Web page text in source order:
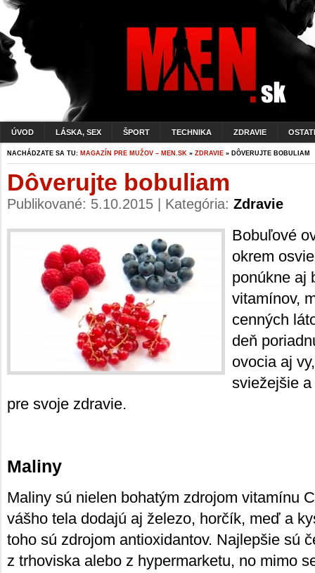
ÚVOD LÁSKA, SEX ŠPORT TECHNIKA ZDRAVIE
NACHÁDZATE SA TU: MAGAZÍN PRE MUŽOV – MEN.SK » ZDRAVIE » DÔVERUJTE BOBULIAM
Dôverujte bobuliam
Publikované: 5.10.2015 | Kategória: Zdravie
Bobuľové
okrem
ponúkne aj
vitamínov,
cenných
deň
ovocia aj
sviežejšie
pre svoje zdravie.
Maliny
Maliny sú nielen bohatým zdrojom vitamínu
vášho tela dodajú aj železo, horčík, meď a
toho sú zdrojom antioxidantov. Najlepšie sú
z trhoviska alebo z hypermarketu, no mimo